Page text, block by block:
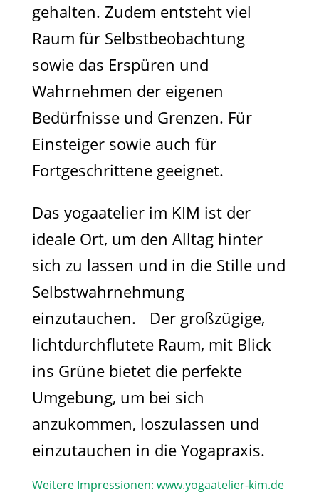
gehalten. Zudem entsteht viel
Raum für Selbstbeobachtung
sowie das Erspüren und
Wahrnehmen der eigenen
Bedürfnisse und Grenzen. Für
Einsteiger sowie auch für
Fortgeschrittene geeignet.
Das yogaatelier im KIM ist der
ideale Ort, um den Alltag hinter
sich zu lassen und in die Stille und
Selbstwahrnehmung
einzutauchen. Der großzügige,
lichtdurchflutete Raum, mit Blick
ins Grüne bietet die perfekte
Umgebung, um bei sich
anzukommen, loszulassen und
einzutauchen in die Yogapraxis.
Weitere Impressionen: www.yogaatelier-kim.de​